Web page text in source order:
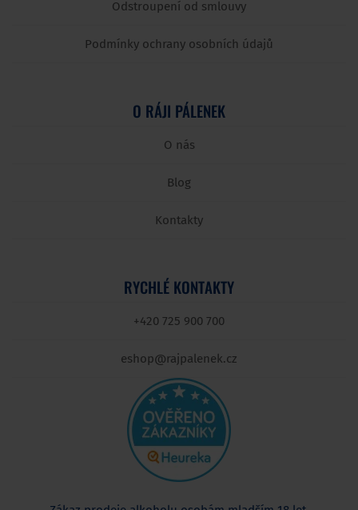
Odstroupení od smlouvy
Podmínky ochrany osobních údajů
O RÁJI PÁLENEK
O nás
Blog
Kontakty
RYCHLÉ KONTAKTY
+420 725 900 700
eshop@rajpalenek.cz